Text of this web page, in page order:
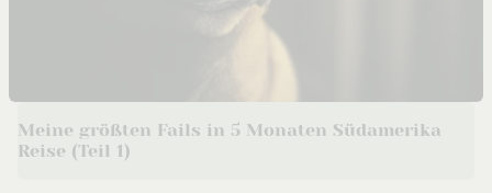
Meine größten Fails in 5 Monaten Südamerika
Reise (Teil 1)